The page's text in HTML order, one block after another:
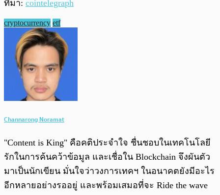
ที่มา: cointelegraph
cryptocurrency etf
Channarong Noramat
"Content is King" คือคติประจำใจ ชื่นชอบในเทคโนโลยี
รักในการค้นคว้าข้อมูล และเชื่อใน Blockchain จึงผันตัว
มาเป็นนักเขียน มั่นใจว่าวงการเทคฯ ในอนาคตยังมีอะไร
อีกหลายอย่างรออยู่ และพร้อมเสมอที่จะ Ride the wave